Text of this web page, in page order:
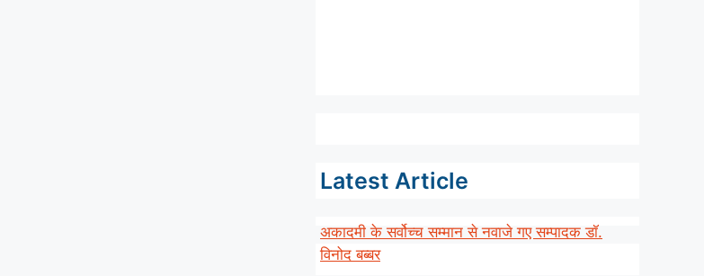
Latest Article
अकादमी के सर्वोच्च सम्मान से नवाजे गए सम्पादक डॉ.
विनोद बब्बर